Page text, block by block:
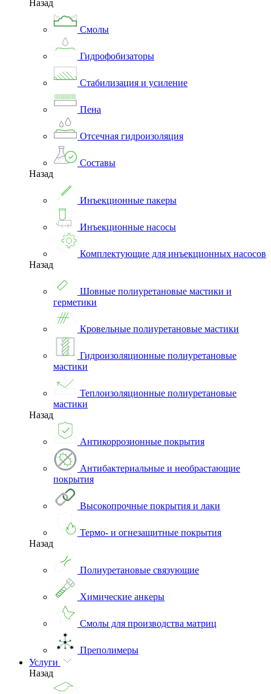
Назад
Смолы
Гидрофобизаторы
Стабилизация и усиление
Пена
Отсечная гидроизоляция
Составы
Назад
Инъекционные пакеры
Инъекционные насосы
Комплектующие для инъекционных насосов
Назад
Шовные полиуретановые мастики и
герметики
Кровельные полиуретановые мастики
Гидроизоляционные полиуретановые
мастики
Теплоизоляционные полиуретановые
мастики
Назад
Антикоррозионные покрытия
Антибактериальные и необрастающие
покрытия
Высокопрочные покрытия и лаки
Термо- и огнезащитные покрытия
Назад
Полиуретановые связующие
Химические анкеры
Смолы для производства матриц
Преполимеры
Услуги
Назад